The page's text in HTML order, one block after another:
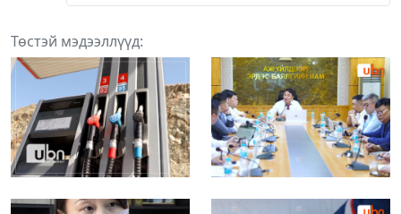
Төстэй мэдээллүүд: